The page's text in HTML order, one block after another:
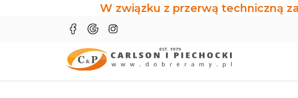
W związku z przerwą techniczną